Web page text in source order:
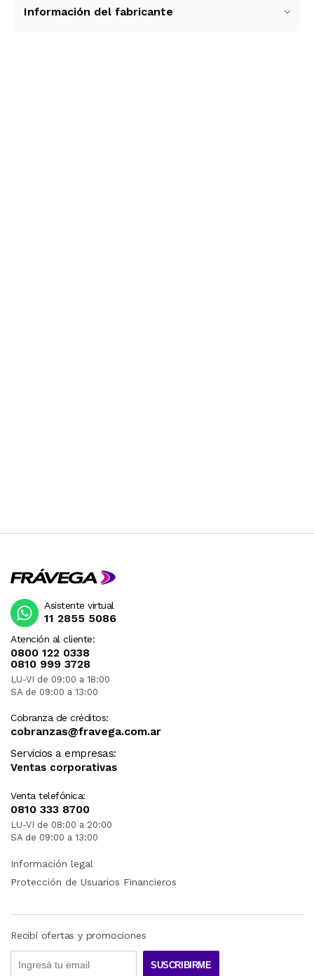
propia colección de personajes de videojuegos,
Información del fabricante
Atención al cliente:
0800 122 0338
0810 999 3728
LU-VI de 09:00 a 18:00
SA de 09:00 a 13:00
Cobranza de créditos:
cobranzas@fravega.com.ar
Servicios a empresas:
Ventas corporativas
Venta telefónica:
0810 333 8700
LU-VI de 08:00 a 20:00
SA de 09:00 a 13:00
Asistente virtual
11 2855 5086
Información legal
Protección de Usuarios Financieros
Recibí ofertas y promociones
SUSCRIBIRME